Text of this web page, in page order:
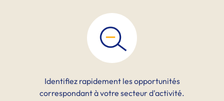
Identifiez rapidement les opportunités
correspondant à votre secteur d'activité.